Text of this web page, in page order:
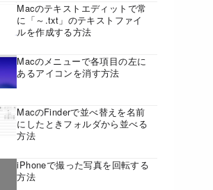
Macのテキストエディットで常
に「～.txt」のテキストファイ
ルを作成する方法
Macのメニューで各項目の左に
あるアイコンを消す方法
MacのFinderで並べ替えを名前
にしたときフォルダから並べる
方法
iPhoneで撮った写真を回転する
方法